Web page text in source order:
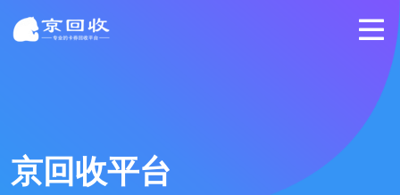
京回收平台